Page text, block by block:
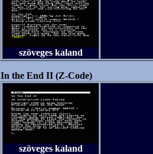
szöveges kaland
In the End II (Z-Code)
szöveges kaland